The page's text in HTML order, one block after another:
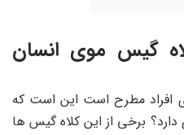
گیس موی انسان
افراد مطرح است این است که
برخی از این کلاه گیس ها